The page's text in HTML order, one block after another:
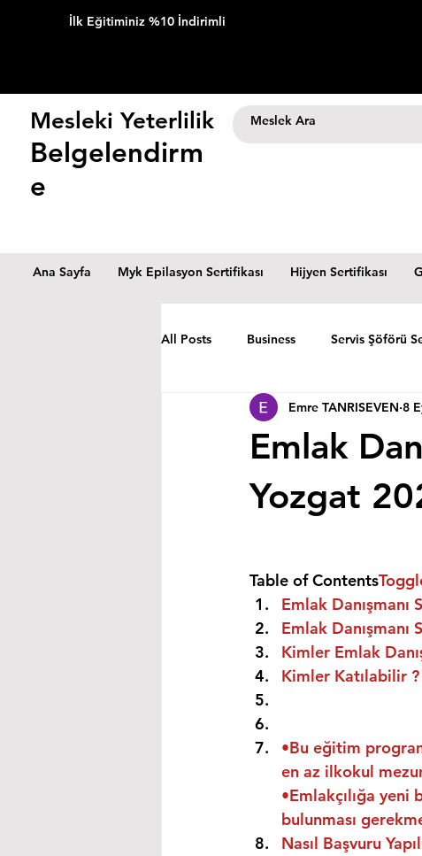
İlk Eğitiminiz %10 İndirimli
Mesleki Yeterlilik
Belgelendirm
e
Ana Sayfa Myk Epilasyon Sertifikası Hijyen Sertifikası
All Posts Business Servis Şöförü
Emlak
Yozgat
Emre TANRISEVEN 8
Table of Contents
Emlak Danışmanı
Emlak Danışmanı
Kimler Emlak
Kimler Katılabilir ?
•Bu eğitim
en az ilkokul
•Emlakçılığa
bulunması
Nasıl Başvuru